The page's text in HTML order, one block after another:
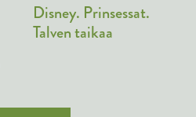
Disney. Prinsessat.
Talven taikaa